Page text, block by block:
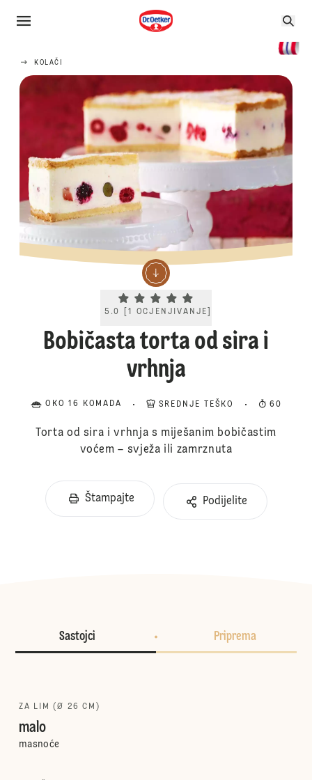
KOLAČI
Current rating 5.0. Click to rate.
5.0 [1 OCJENJIVANJE
Bobičasta torta od sira i
vrhnja
OKO 16 KOMADA SREDNJE TEŠKO 60
Torta od sira i vrhnja s miješanim bobičastim
voćem – svježa ili zamrznuta
Štampajte Podijelite
Sastojci Priprema
ZA LIM (Ø 26 CM)
malo
masnoće